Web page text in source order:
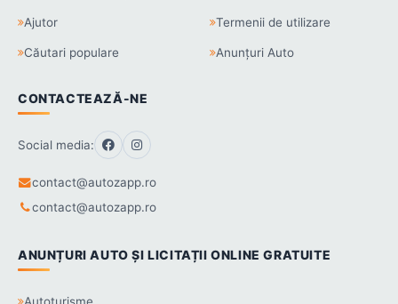
Ajutor Termenii de utilizare
Căutari populare Anunțuri Auto
CONTACTEAZĂ-NE
Social media:
contact@autozapp.ro
contact@autozapp.ro
ANUNȚURI AUTO ȘI LICITAȚII ONLINE GRATUITE